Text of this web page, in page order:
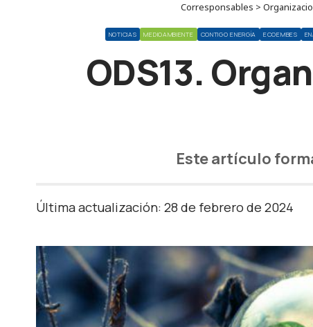
Corresponsables >
NOTICIAS MEDIOAMBIENTE CONTIGO ENERGÍA ECOEMBES
ODS13.
Este artículo
Última actualización: 28 de febrero de 2024